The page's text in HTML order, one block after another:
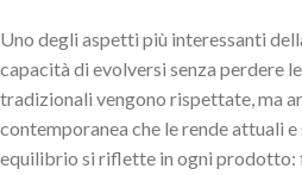
Uno degli aspetti più interessanti
capacità di evolversi senza perdere
tradizionali vengono rispettate, ma
contemporanea che le rende attuali
equilibrio si riflette in ogni prodotto: